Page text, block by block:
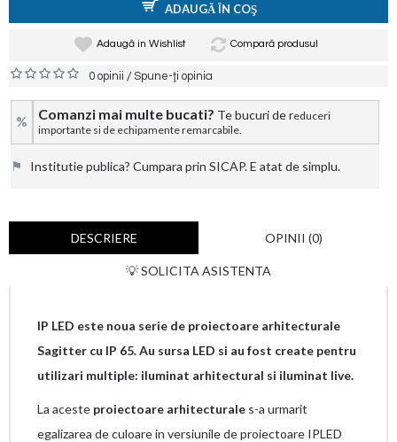
ADAUGĂ ÎN COŞ
Adaugă in Wishlist Compară produsul
0 opinii /Spune-ţi opinia
% Comanzi mai multe bucati? Te bucuri de reduceri
importante si de echipamente remarcabile.
⚑ Institutie publica? Cumpara prin SICAP. E atat de simplu.
DESCRIERE OPINII (0)
💡 SOLICITA ASISTENTA
IP LED este noua serie de proiectoare arhitecturale
Sagitter cu IP 65. Au sursa LED si au fost create pentru
utilizari multiple: iluminat arhitectural si iluminat live.
La aceste proiectoare arhitecturale s-a urmarit
egalizarea de culoare in versiunile de proiectoare IPLED